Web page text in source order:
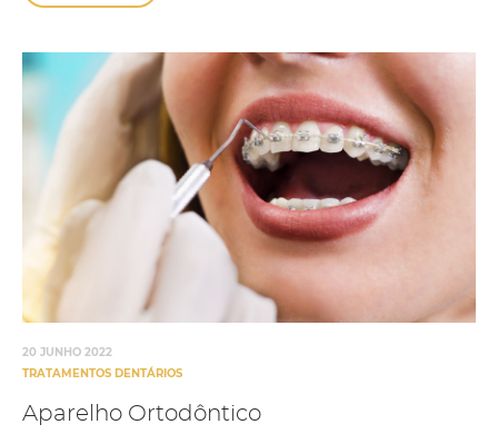
20 JUNHO 2022
TRATAMENTOS DENTÁRIOS
Aparelho Ortodôntico